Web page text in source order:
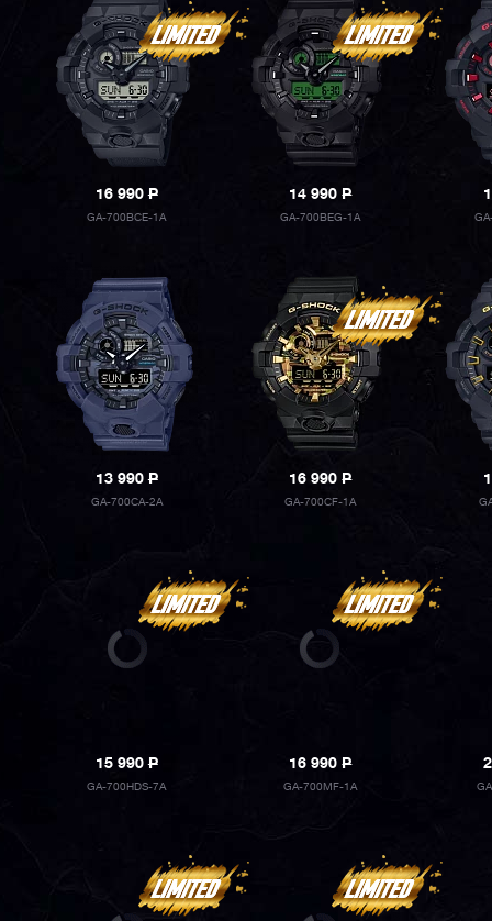
16 990P
GA-700BCE-1A
14 990P
GA-700BEG-1A
13 990P
GA-700CA-2A
16 990P
GA-700CF-1A
15 990P
GA-700HDS-7A
16 990P
GA-700MF-1A